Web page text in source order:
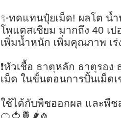
✨ทดแทนปุ๋ยเม็ด! ผลโต น้
โพแตสเซียม มากถึง 40 เ
เพิ่มน้ำหนัก เพิ่มคุณภาพ เ
❗หัวเชื้อ ธาตุหลัก ธาตุรอง
เม็ด ในขั้นตอนการปั้นเม็ด
ใช้ได้กับพืชออกผล และพืช
🍊🍅🍍🌶🧄